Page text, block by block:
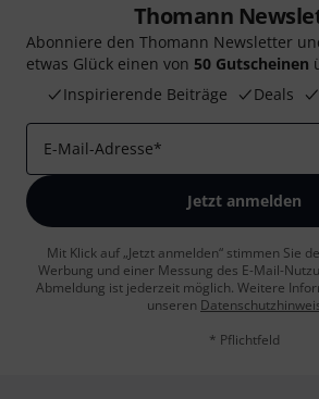
Thomann
Abonniere den Thomann Newsletter
etwas Glück einen von 50 Gutscheinen
Inspirierende Beiträge
Deals
E-Mail-Adresse*
Jetzt anmelden
Mit Klick auf „Jetzt anmelden“ stimmen Sie
Werbung und einer Messung des E-Mail-
Abmeldung ist jederzeit möglich. Weitere
unseren
* Pflichtfeld